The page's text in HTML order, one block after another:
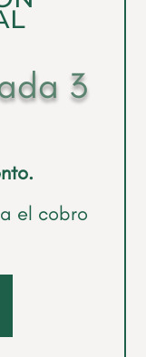
3
el cobro